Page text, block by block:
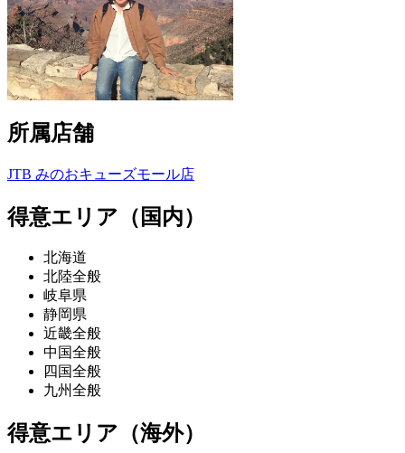
所属店舗
JTB みのおキューズモール店
得意エリア（国内）
北海道
北陸全般
岐阜県
静岡県
近畿全般
中国全般
四国全般
九州全般
得意エリア（海外）